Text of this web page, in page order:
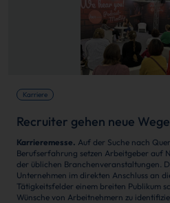
Karriere
Recruiter gehen neue Wege
Karrieremesse. Auf der Suche nach
Berufserfahrung setzen Arbeitgeber auf
der üblichen Branchenveranstaltungen.
Unternehmen im direkten Anschluss an
Tätigkeitsfelder einem breiten Publikum
Wünsche von Arbeitnehmern zu